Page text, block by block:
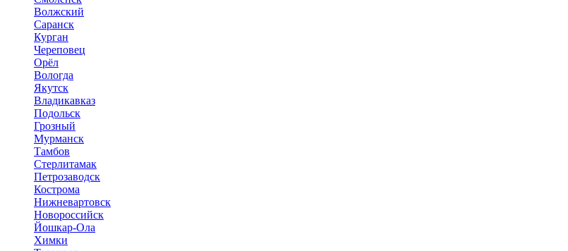
Волжский
Саранск
Курган
Череповец
Орёл
Вологда
Якутск
Владикавказ
Подольск
Грозный
Мурманск
Тамбов
Стерлитамак
Петрозаводск
Кострома
Нижневартовск
Новороссийск
Йошкар-Ола
Химки